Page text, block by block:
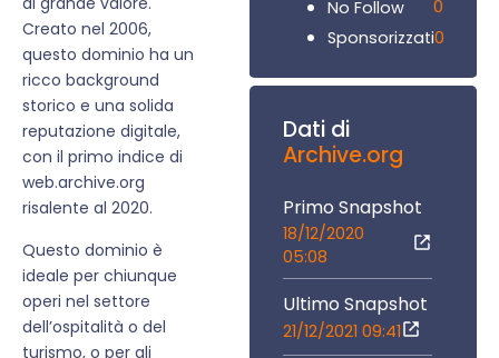
Creato nel 2006,
questo dominio ha un
ricco background
storico e una solida
reputazione digitale,
con il primo indice di
web.archive.org
risalente al 2020.
Questo dominio è
ideale per chiunque
operi nel settore
dell’ospitalità o del
turismo, o per gli
No Follow
0
Sponsorizzati0
Dati di
Archive.org
Primo Snapshot
18/12/2020
05:08
Ultimo Snapshot
21/12/2021 09:41